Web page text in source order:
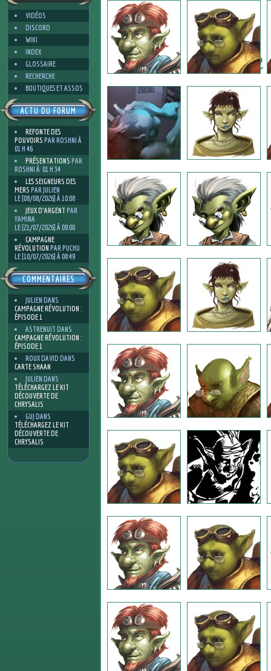
VIDÉOS
DISCORD
WIKI
INDEX
GLOSSAIRE
RECHERCHE
BOUTIQUES ET ASSOS
ACTU DU FORUM
REFONTE DES
POUVOIRS PAR ROSHNI À
01 H 46
PRÉSENTATIONS PAR
ROSHNI À 01 H 34
LES SEIGNEURS DES
MERS PAR JULIEN
LE [08/08/2026] À 10:08
JEUX D'ARGENT PAR
YAMINA
LE [21/07/2026] À 09:00
CAMPAGNE
RÉVOLUTION PAR PUCHU
LE [10/07/2026] À 08:49
COMMENTAIRES
JULIEN DANS
CAMPAGNE RÉVOLUTION :
ÉPISODE 1
ASTRENUIT DANS
CAMPAGNE RÉVOLUTION :
ÉPISODE 1
ROUX DAVID DANS
CARTE SHAAN
JULIEN DANS
TÉLÉCHARGEZ LE KIT
DÉCOUVERTE DE
CHRYSALIS
GUJ DANS
TÉLÉCHARGEZ LE KIT
DÉCOUVERTE DE
CHRYSALIS
2
7